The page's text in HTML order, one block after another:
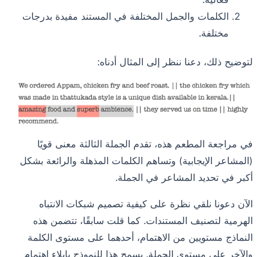
الكلمات والجمل المختلفة في المستند مفيدة بدرجات
مختلفة.
لتوضيح ذلك، دعنا ننظر إلى المثال أدناه:
في مراجعة المطعم هذه، تقدم الجملة الثالثة معنى قويًا
(المشاعر الإيجابية) وتساهم الكلمات المذهلة والرائعة بشكل
أكبر في تحديد المشاعر في الجملة.
الآن دعونا نلقي نظرة على كيفية تصميم شبكات الانتباه
الهرمية لتصنيف المستندات. كما قلت سابقًا، تتضمن هذه
النماذج مستويين من الاهتمام، أحدهما على مستوى الكلمة
والآخر على مستوى الجملة. يسمح هذا للنموذج بإيلاء اهتمام